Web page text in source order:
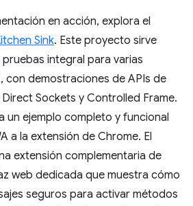
en acción, explora el
Sink. Este proyecto sirve
integral para varias
con demostraciones de APIs de
Sockets y Controlled Frame.
un ejemplo completo y funcional
a la extensión de Chrome. El
extensión complementaria de
web dedicada que muestra cómo
seguros para activar métodos